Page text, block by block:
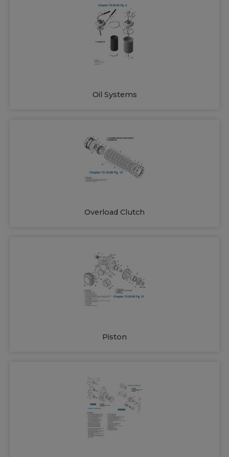
Oil Systems
Overload Clutch
Piston